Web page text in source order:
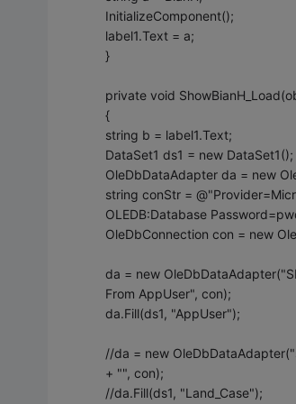
InitializeComponent();
label1.Text = a;
}
private void
{
string b = label1.Text;
DataSet1 ds1 = new DataSet1();
OleDbDataAdapter da = new
string conStr =
OLEDB:Database
OleDbConnection con = new
da = new
From AppUser", con);
da.Fill(ds1, "AppUser");
//da = new
+ "", con);
//da.Fill(ds1, "Land_Case");